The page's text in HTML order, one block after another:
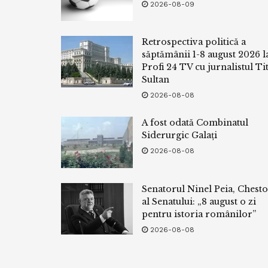
2026-08-09
Retrospectiva politică a
săptămânii 1-8 august 2026
Profi 24 TV cu jurnalistul
Sultan
2026-08-08
A fost odată Combinatul
Siderurgic Galați
2026-08-08
Senatorul Ninel Peia,
al Senatului: „8 august o zi
pentru istoria românilor”
2026-08-08